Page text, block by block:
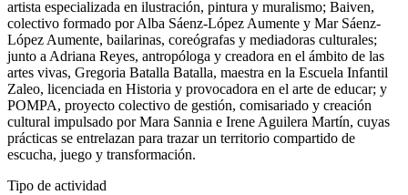
Esta verbena será conducida como un vuelo coral por Lidia Toga,
artista especializada en ilustración, pintura y muralismo; Baiven,
colectivo formado por Alba Sáenz-López Aumente y Mar Sáenz-
López Aumente, bailarinas, coreógrafas y mediadoras culturales;
junto a Adriana Reyes, antropóloga y creadora en el ámbito de las
artes vivas, Gregoria Batalla Batalla, maestra en la Escuela Infantil
Zaleo, licenciada en Historia y provocadora en el arte de educar; y
POMPA, proyecto colectivo de gestión, comisariado y creación
cultural impulsado por Mara Sannia e Irene Aguilera Martín, cuyas
prácticas se entrelazan para trazar un territorio compartido de